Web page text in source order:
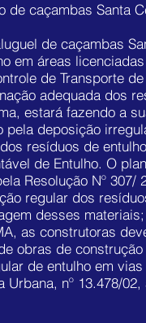
de caçambas Santa
de caçambas
em áreas
de Transporte
adequada dos
estará fazendo a
deposição
resíduos de
de Entulho. O
Resolução Nº
regular dos
desses materiais;
as construtoras
obras de
de entulho em
Urbana, nº 13.478/